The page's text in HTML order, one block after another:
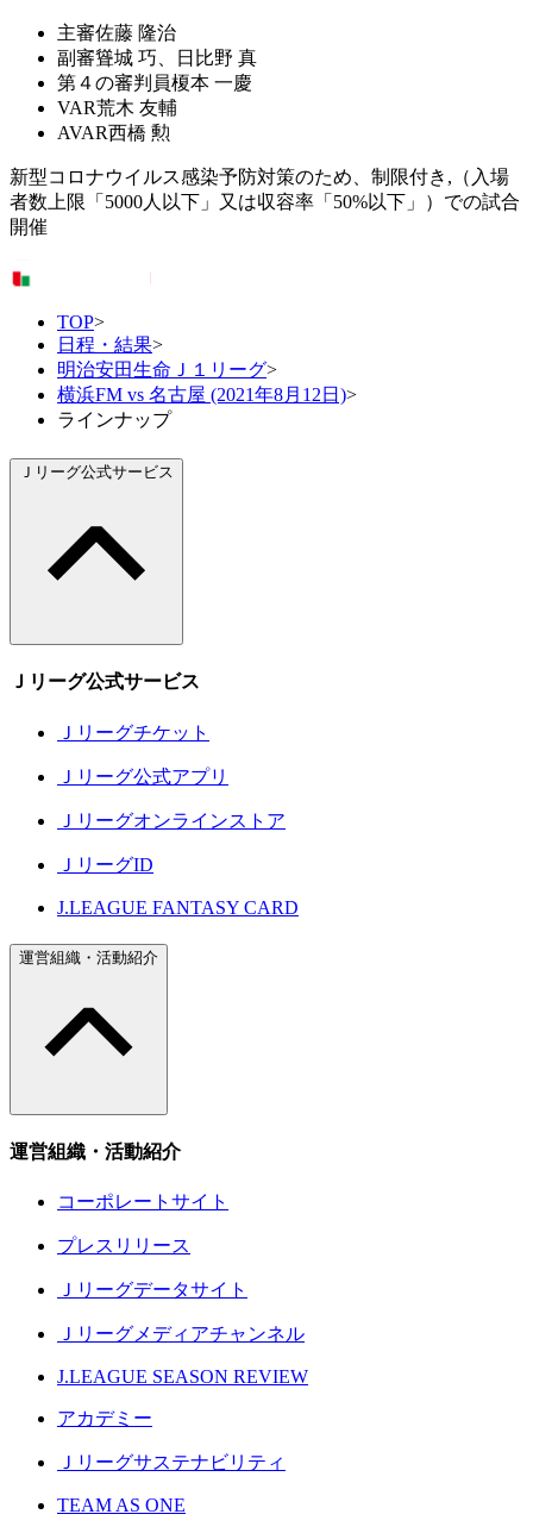
主審佐藤 隆治
副審聳城 巧、日比野 真
第４の審判員榎本 一慶
VAR荒木 友輔
AVAR西橋 勲
新型コロナウイルス感染予防対策のため、制限付き,（入場
者数上限「5000人以下」又は収容率「50%以下」）での試合
開催
TOP>
日程・結果>
明治安田生命Ｊ１リーグ>
横浜FM vs 名古屋 (2021年8月12日)>
ラインナップ
Ｊリーグ公式サービス
Ｊリーグ公式サービス
Ｊリーグチケット
Ｊリーグ公式アプリ
Ｊリーグオンラインストア
ＪリーグID
J.LEAGUE FANTASY CARD
運営組織・活動紹介
運営組織・活動紹介
コーポレートサイト
プレスリリース
Ｊリーグデータサイト
Ｊリーグメディアチャンネル
J.LEAGUE SEASON REVIEW
アカデミー
Ｊリーグサステナビリティ
TEAM AS ONE